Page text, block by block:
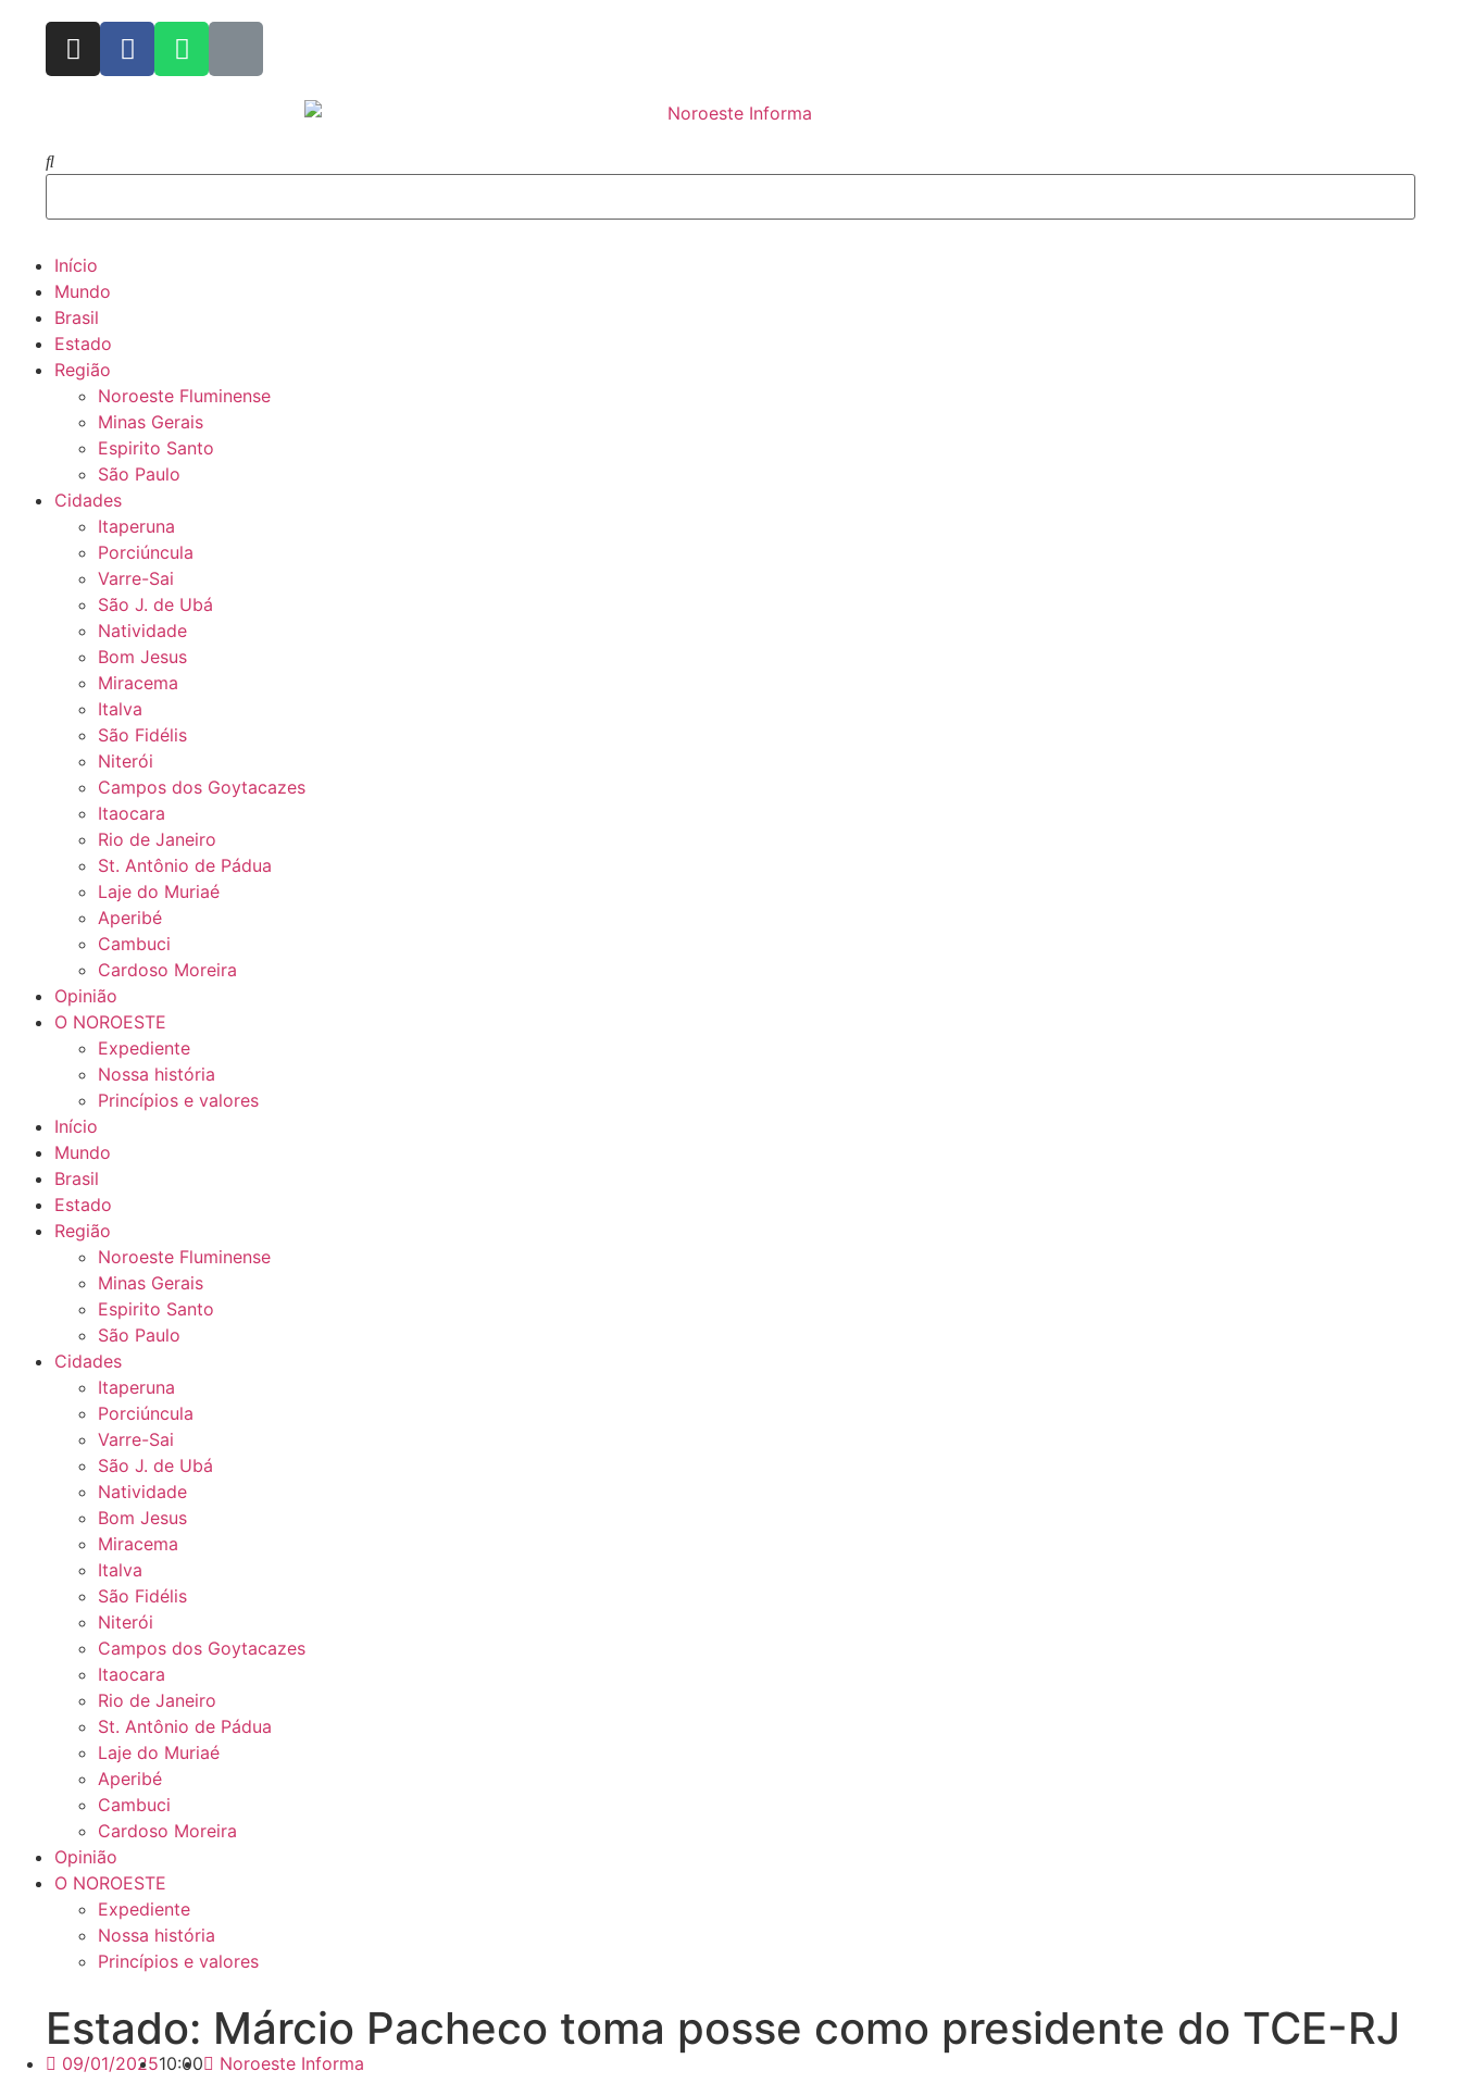
Início
Mundo
Brasil
Estado
Região
Noroeste Fluminense
Minas Gerais
Espirito Santo
São Paulo
Cidades
Itaperuna
Porciúncula
Varre-Sai
São J. de Ubá
Natividade
Bom Jesus
Miracema
Italva
São Fidélis
Niterói
Campos dos Goytacazes
Itaocara
Rio de Janeiro
St. Antônio de Pádua
Laje do Muriaé
Aperibé
Cambuci
Cardoso Moreira
Opinião
O NOROESTE
Expediente
Nossa história
Princípios e valores
Início
Mundo
Brasil
Estado
Região
Noroeste Fluminense
Minas Gerais
Espirito Santo
São Paulo
Cidades
Itaperuna
Porciúncula
Varre-Sai
São J. de Ubá
Natividade
Bom Jesus
Miracema
Italva
São Fidélis
Niterói
Campos dos Goytacazes
Itaocara
Rio de Janeiro
St. Antônio de Pádua
Laje do Muriaé
Aperibé
Cambuci
Cardoso Moreira
Opinião
O NOROESTE
Expediente
Nossa história
Princípios e valores
Estado: Márcio Pacheco toma posse como presidente do TCE-RJ
09/01/202510:00 Noroeste Informa